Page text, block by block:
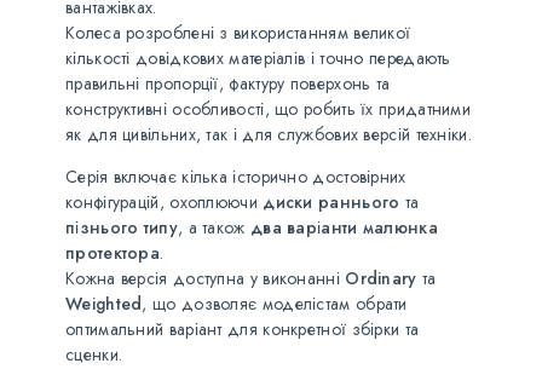
вантажівках.
Колеса розроблені з використанням великої
кількості довідкових матеріалів і точно передають
правильні пропорції, фактуру поверхонь та
конструктивні особливості, що робить їх придатними
як для цивільних, так і для службових версій техніки.
Серія включає кілька історично достовірних
конфігурацій, охоплюючи диски раннього та
пізнього типу, а також два варіанти малюнка
протектора.
Кожна версія доступна у виконанні Ordinary та
Weighted, що дозволяє моделістам обрати
оптимальний варіант для конкретної збірки та
сценки.